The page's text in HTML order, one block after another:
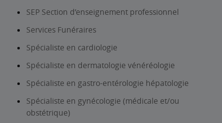
SEP Section d’enseignement professionnel
Services Funéraires
Spécialiste en cardiologie
Spécialiste en dermatologie vénéréologie
Spécialiste en gastro-entérologie hépatologie
Spécialiste en gynécologie (médicale et/ou
obstétrique)